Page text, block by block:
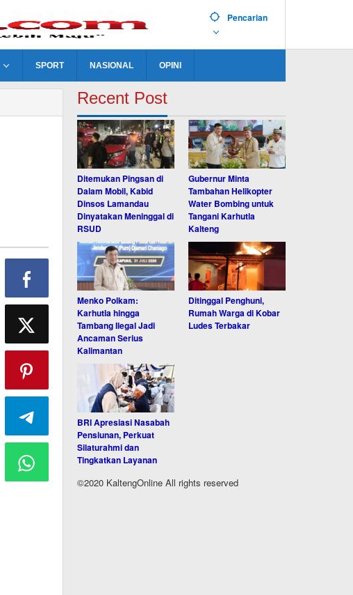
Pencarian
SPORT NASIONAL OPINI
Recent Post
Ditemukan Pingsan di
Dalam Mobil, Kabid
Dinsos Lamandau
Dinyatakan Meninggal di
RSUD
Gubernur Minta
Tambahan Helikopter
Water Bombing untuk
Tangani Karhutla
Kalteng
Menko Polkam:
Karhutla hingga
Tambang Ilegal Jadi
Ancaman Serius
Kalimantan
Ditinggal Penghuni,
Rumah Warga di Kobar
Ludes Terbakar
BRI Apresiasi Nasabah
Pensiunan, Perkuat
Silaturahmi dan
Tingkatkan Layanan
©2020 KaltengOnline All rights reserved